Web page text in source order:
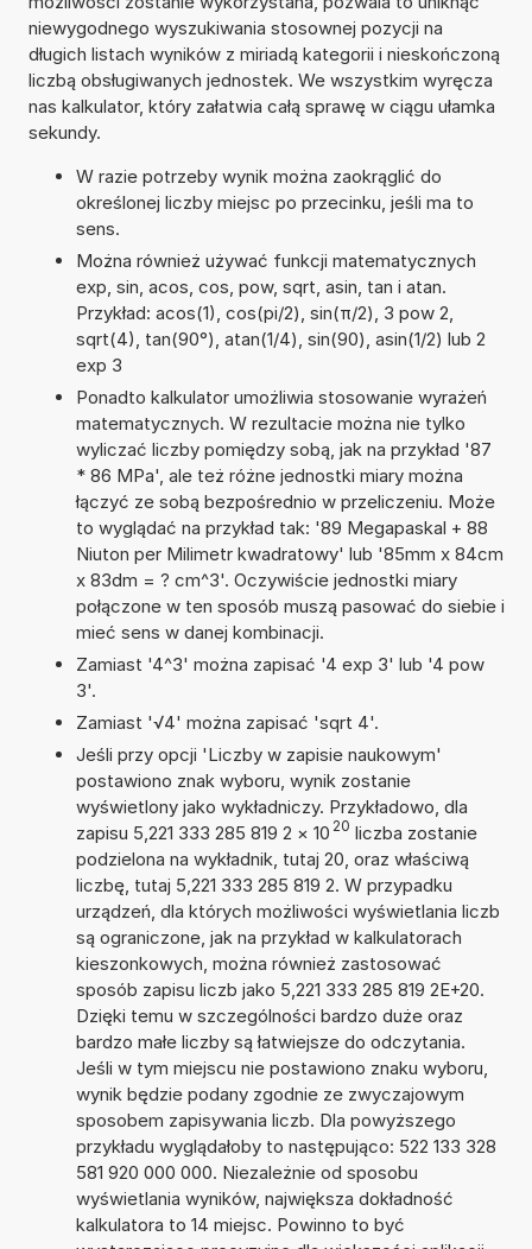
niewygodnego wyszukiwania stosownej pozycji na
długich listach wyników z miriadą kategorii i nieskończoną
liczbą obsługiwanych jednostek. We wszystkim wyręcza
nas kalkulator, który załatwia całą sprawę w ciągu ułamka
sekundy.
W razie potrzeby wynik można zaokrąglić do
określonej liczby miejsc po przecinku, jeśli ma to
sens.
Można również używać funkcji matematycznych
exp, sin, acos, cos, pow, sqrt, asin, tan i atan.
Przykład: acos(1), cos(pi/2), sin(π/2), 3 pow 2,
sqrt(4), tan(90°), atan(1/4), sin(90), asin(1/2) lub 2
exp 3
Ponadto kalkulator umożliwia stosowanie wyrażeń
matematycznych. W rezultacie można nie tylko
wyliczać liczby pomiędzy sobą, jak na przykład '87
* 86 MPa', ale też różne jednostki miary można
łączyć ze sobą bezpośrednio w przeliczeniu. Może
to wyglądać na przykład tak: '89 Megapaskal + 88
Niuton per Milimetr kwadratowy' lub '85mm x 84cm
x 83dm = ? cm^3'. Oczywiście jednostki miary
połączone w ten sposób muszą pasować do siebie i
mieć sens w danej kombinacji.
Zamiast '4^3' można zapisać '4 exp 3' lub '4 pow
3'.
Zamiast '√4' można zapisać 'sqrt 4'.
Jeśli przy opcji 'Liczby w zapisie naukowym'
postawiono znak wyboru, wynik zostanie
wyświetlony jako wykładniczy. Przykładowo, dla
zapisu 5,221 333 285 819 2 × 10 20 liczba zostanie
podzielona na wykładnik, tutaj 20, oraz właściwą
liczbę, tutaj 5,221 333 285 819 2. W przypadku
urządzeń, dla których możliwości wyświetlania liczb
są ograniczone, jak na przykład w kalkulatorach
kieszonkowych, można również zastosować
sposób zapisu liczb jako 5,221 333 285 819 2E+20.
Dzięki temu w szczególności bardzo duże oraz
bardzo małe liczby są łatwiejsze do odczytania.
Jeśli w tym miejscu nie postawiono znaku wyboru,
wynik będzie podany zgodnie ze zwyczajowym
sposobem zapisywania liczb. Dla powyższego
przykładu wyglądałoby to następująco: 522 133 328
581 920 000 000. Niezależnie od sposobu
wyświetlania wyników, największa dokładność
kalkulatora to 14 miejsc. Powinno to być